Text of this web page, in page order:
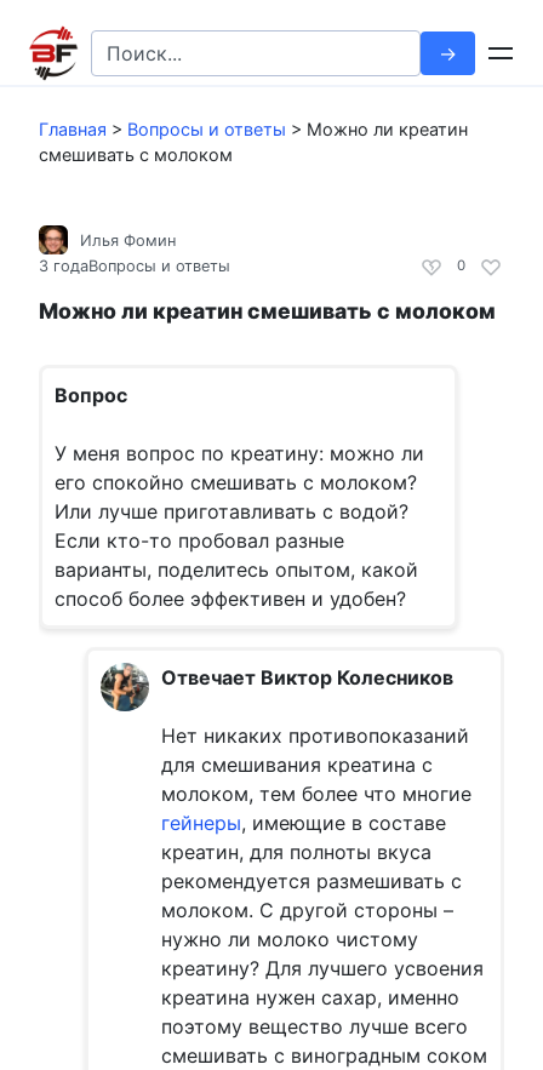
контенту
Search
for:
Главная > Вопросы и ответы > Можно ли креатин
смешивать с молоком
0
Илья Фомин
3 годаВопросы и ответы
Можно ли креатин смешивать с молоком
Вопрос
У меня вопрос по креатину: можно ли
его спокойно смешивать с молоком?
Или лучше приготавливать с водой?
Если кто-то пробовал разные
варианты, поделитесь опытом, какой
способ более эффективен и удобен?
Отвечает Виктор Колесников
Нет никаких противопоказаний
для смешивания креатина с
молоком, тем более что многие
гейнеры, имеющие в составе
креатин, для полноты вкуса
рекомендуется размешивать с
молоком. С другой стороны –
нужно ли молоко чистому
креатину? Для лучшего усвоения
креатина нужен сахар, именно
поэтому вещество лучше всего
смешивать с виноградным соком